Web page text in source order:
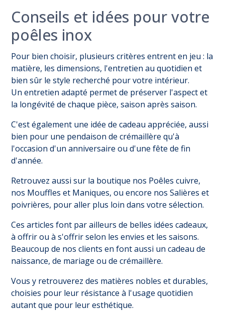
(2 avis)
Conseils et idées pour votre
poêles inox
Pour bien choisir, plusieurs critères entrent en jeu : la
matière, les dimensions, l'entretien au quotidien et
bien sûr le style recherché pour votre intérieur.
Un entretien adapté permet de préserver l'aspect et
la longévité de chaque pièce, saison après saison.
C'est également une idée de cadeau appréciée, aussi
bien pour une pendaison de crémaillère qu'à
l'occasion d'un anniversaire ou d'une fête de fin
d'année.
Retrouvez aussi sur la boutique nos Poêles cuivre,
nos Mouffles et Maniques, ou encore nosSalières et
poivrières, pour aller plus loin dans votre sélection.
Ces articles font par ailleurs de belles idées cadeaux,
à offrir ou à s'offrir selon les envies et les saisons.
Beaucoup de nos clients en font aussi un cadeau de
naissance, de mariage ou de crémaillère.
Vous y retrouverez des matières nobles et durables,
choisies pour leur résistance à l'usage quotidien
autant que pour leur esthétique.